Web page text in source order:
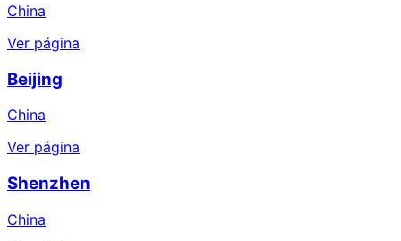
China
Ver página
Beijing
China
Ver página
Shenzhen
China